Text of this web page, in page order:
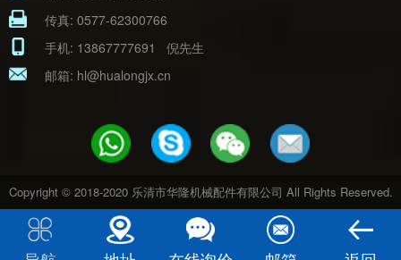
传真: 0577-62300766
手机: 13867777691
倪先生
邮箱: hl@hualongjx.cn
Copyright © 2018-2020 乐清市华隆机械配件有限公司 All Rights Reserved.